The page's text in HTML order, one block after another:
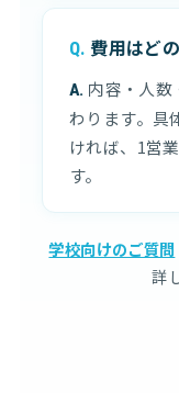
費用はど
内容・人数
わります。具
ければ、1営
す。
学校向けのご質問
詳